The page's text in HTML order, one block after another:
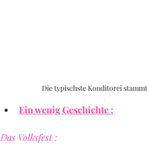
Die typischste Konditorei
Ein wenig Geschichte :
Das Volksfest :